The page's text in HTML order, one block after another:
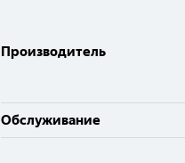
Производитель
Обслуживание